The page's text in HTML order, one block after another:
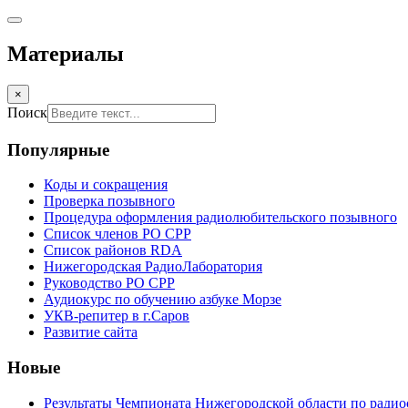
Материалы
×
Поиск
Популярные
Коды и сокращения
Проверка позывного
Процедура оформления радиолюбительского позывного
Список членов РО СРР
Список районов RDA
Нижегородская РадиоЛаборатория
Руководство РО СРР
Аудиокурс по обучению азбуке Морзе
УКВ-репитер в г.Саров
Развитие сайта
Новые
Результаты Чемпионата Нижегородской области по